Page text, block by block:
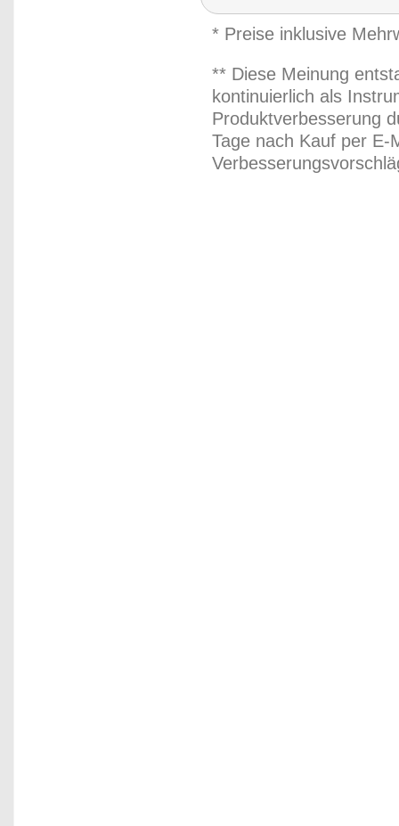
* Preise inklusive
** Diese Meinung
kontinuierlich als
Produktverbesserung
Tage nach Kauf per E-